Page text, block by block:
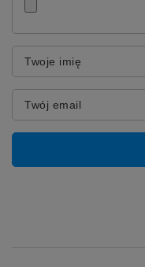
Twoje imię
Twój email